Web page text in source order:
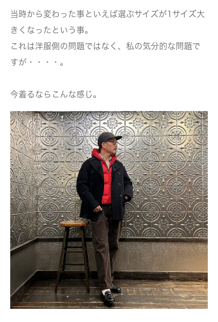
当時から変わった事といえば選ぶサイズが1サイズ大
きくなったという事。
これは洋服側の問題ではなく、私の気分的な問題で
すが・・・・。
今着るならこんな感じ。